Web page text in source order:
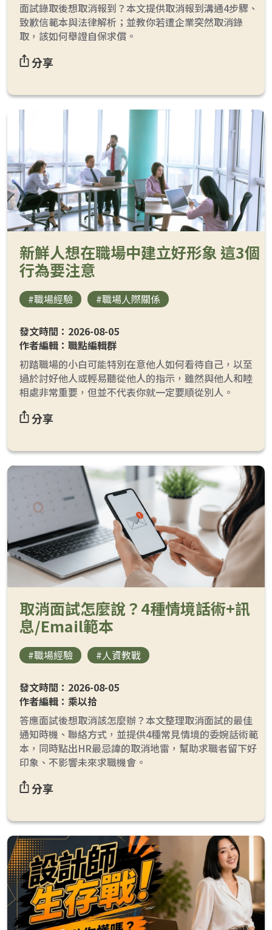
面試錄取後想取消報到？本文提供取消報到溝通4步驟、
致歉信範本與法律解析；並教你若遭企業突然取消錄
取，該如何舉證自保求償。
分享
新鮮人想在職場中建立好形象 這3個
行為要注意
#職場經驗 #職場人際關係
發文時間：2026-08-05
作者編輯：職點編輯群
初踏職場的小白可能特別在意他人如何看待自己，以至
過於討好他人或輕易聽從他人的指示，雖然與他人和睦
相處非常重要，但並不代表你就一定要順從別人。
分享
取消面試怎麼說？4種情境話術+訊
息/Email範本
#職場經驗 #人資教戰
發文時間：2026-08-05
作者編輯：乘以拾
答應面試後想取消該怎麼辦？本文整理取消面試的最佳
通知時機、聯絡方式，並提供4種常見情境的委婉話術範
本，同時點出HR最忌諱的取消地雷，幫助求職者留下好
印象、不影響未來求職機會。
分享